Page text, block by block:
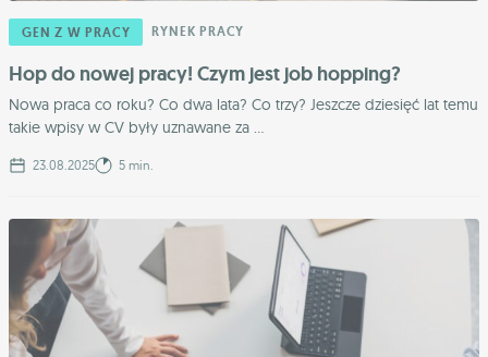
GEN Z W PRACY RYNEK PRACY
Hop do nowej pracy! Czym jest job hopping?
Nowa praca co roku? Co dwa lata? Co trzy? Jeszcze dziesięć lat temu
takie wpisy w CV były uznawane za ...
23.08.2025 5 min.